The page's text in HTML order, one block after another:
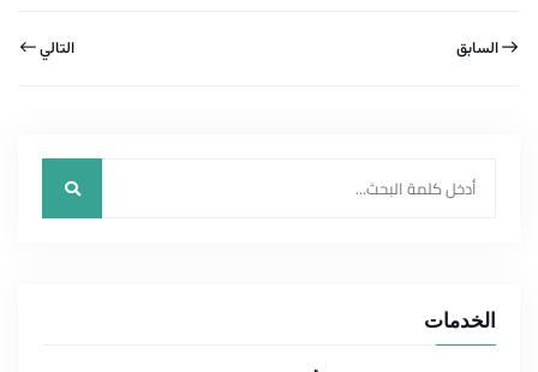
السابق التالي
الخدمات